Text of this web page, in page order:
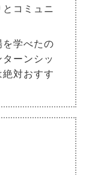
コミュニ
学べたの
ーンシッ
対おすす